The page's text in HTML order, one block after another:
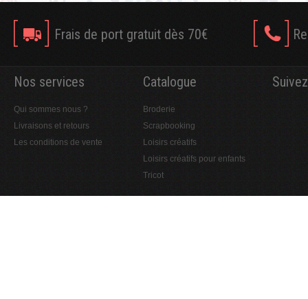
Frais de port gratuit dès 70€
Nos services
Qui sommes nous ?
Livraisons et retours
Les conditions de vente
Catalogue
Broderie
Scrapbooking
Loisirs créatifs
Loisirs créatifs pour enfants
Tricot